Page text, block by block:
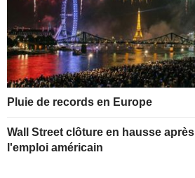
Pluie de records en Europe
Wall Street clôture en hausse après
l'emploi américain